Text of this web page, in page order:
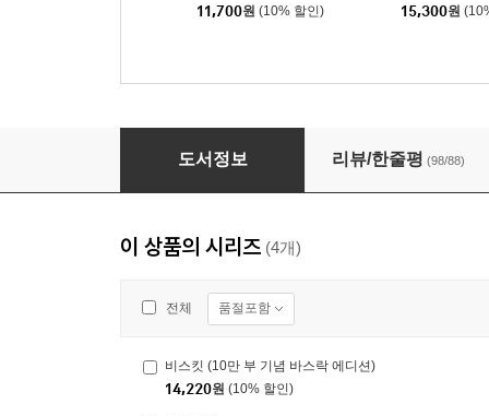
11,700원 (10% 할인) 15,300원
도서정보 리뷰/한줄평 (98/88)
이 상품의 시리즈 (4개)
전체 품절포함
비스킷 (10만 부 기념 바스락 에디션)
14,220원 (10% 할인)